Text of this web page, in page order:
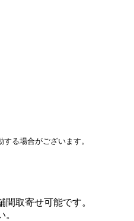
る場合がございます。
取寄せ可能です。